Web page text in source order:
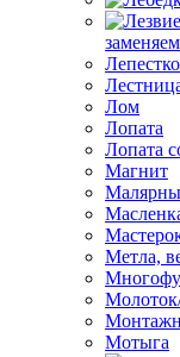
Лом
Лопата
Лопата
Магнит
Метла,
Мотыга